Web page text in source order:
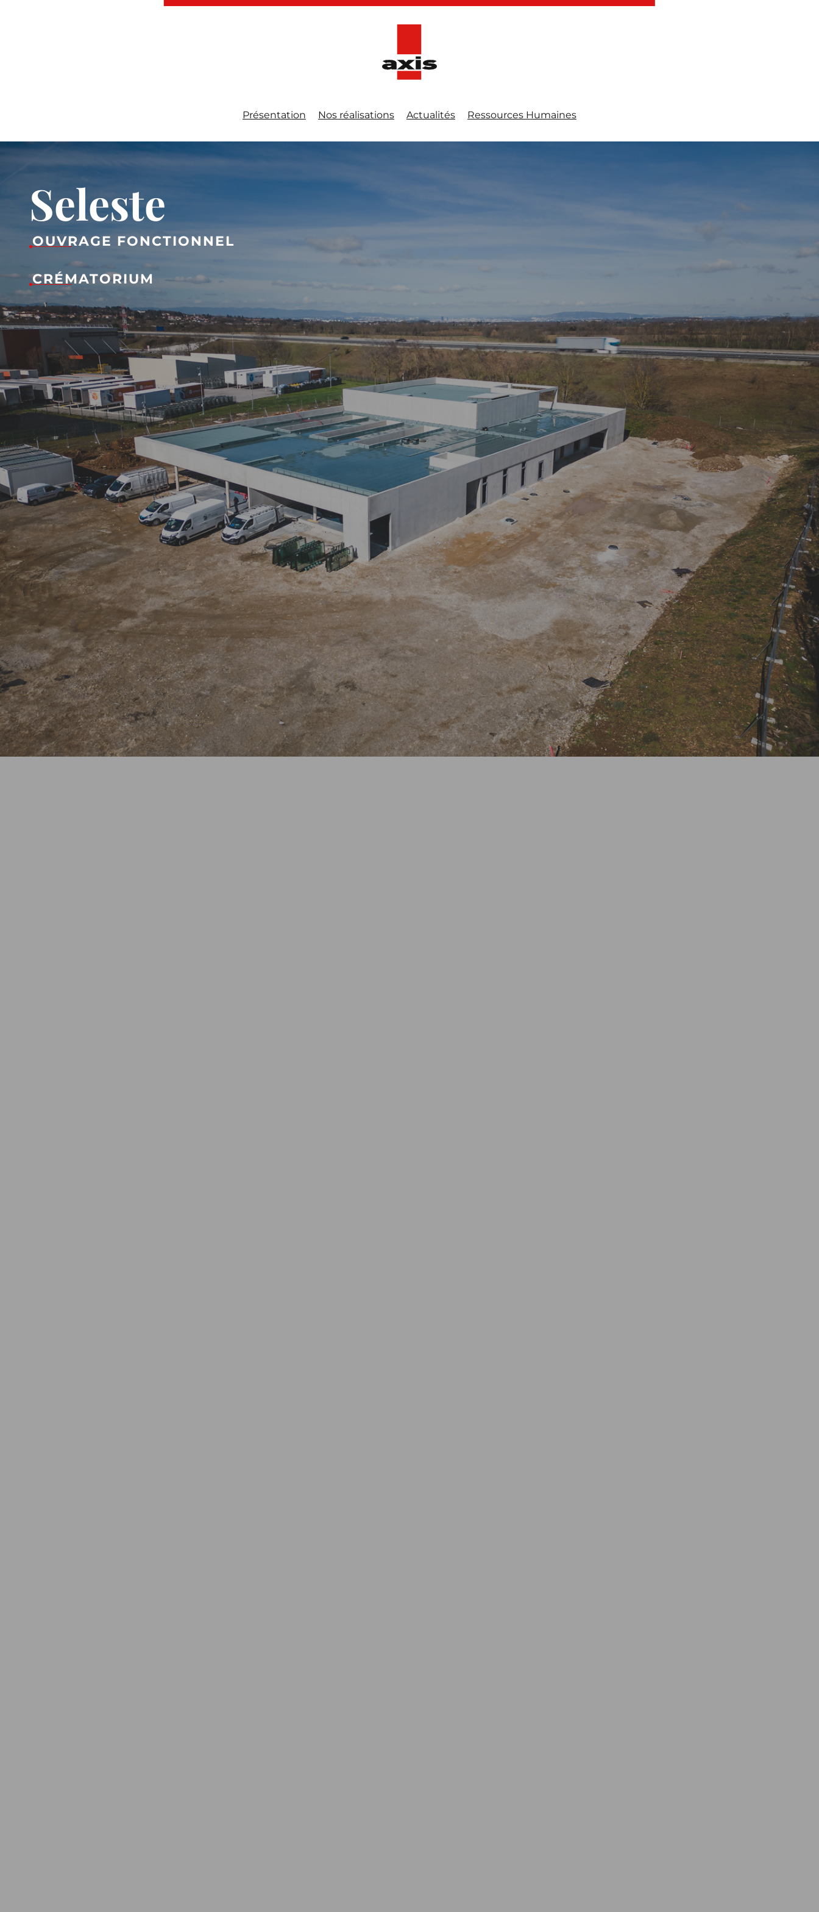
Présentation Nos réalisations Actualités Ressources Humaines
Seleste
OUVRAGE FONCTIONNEL
CRÉMATORIUM